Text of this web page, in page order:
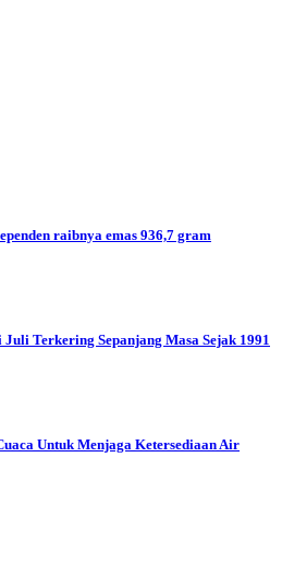
raibnya emas 936,7 gram
Terkering Sepanjang Masa Sejak 1991
Untuk Menjaga Ketersediaan Air